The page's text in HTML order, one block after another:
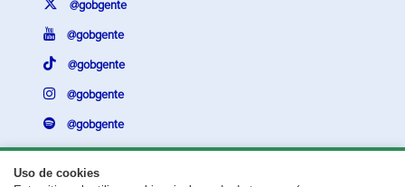
Uso de cookies
@gobgente
@gobgente
@gobgente
@gobgente
@gobgente